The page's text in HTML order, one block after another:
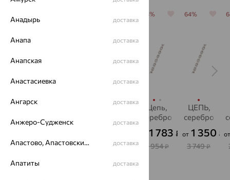
Цепь,
серебро,
SOKOLOV
1 285₽ 2 456₽
Цепь,
1 502₽
64%
Цепь,
серебро
1 783 ₽
4 954₽
64%
ЦЕПЬ,
серебро
от 1 350 ₽
3 749₽
Анадырь доставка
Анапа доставка
Анапская доставка
Анастасиевка доставка
Ангарск доставка
Анжеро-Судженск доставка
Апастово, Апастовский район доставка
Апатиты доставка